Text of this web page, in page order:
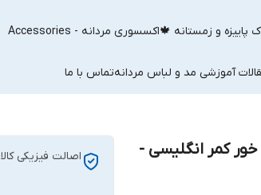
پاییزه و زمستانه 🍁اکسسوری مردانه - Accessories
آموزشی مد و لباس مردانهتماس با ما
کمر انگلیسی -
اصالت فیزیکی کالا